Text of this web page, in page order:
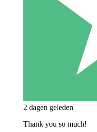
2 dagen geleden
Thank you so much!